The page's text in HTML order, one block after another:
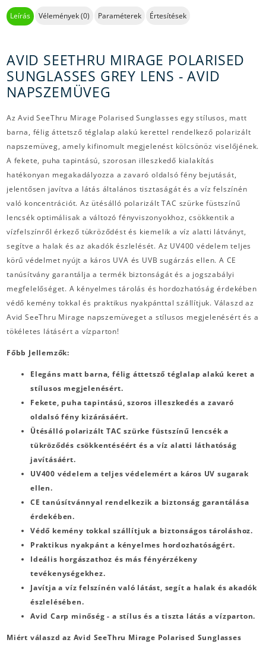
Leírás Vélemények (0) Paraméterek Értesítések
AVID SEETHRU MIRAGE POLARISED
SUNGLASSES GREY LENS - AVID
NAPSZEMÜVEG
Az Avid SeeThru Mirage Polarised Sunglasses egy stílusos, matt
barna, félig áttetsző téglalap alakú kerettel rendelkező polarizált
napszemüveg, amely kifinomult megjelenést kölcsönöz viselőjének.
A fekete, puha tapintású, szorosan illeszkedő kialakítás
hatékonyan megakadályozza a zavaró oldalsó fény bejutását,
jelentősen javítva a látás általános tisztaságát és a víz felszínén
való koncentrációt. Az ütésálló polarizált TAC szürke füstszínű
lencsék optimálisak a változó fényviszonyokhoz, csökkentik a
vízfelszínről érkező tükröződést és kiemelik a víz alatti látványt,
segítve a halak és az akadók észlelését. Az UV400 védelem teljes
körű védelmet nyújt a káros UVA és UVB sugárzás ellen. A CE
tanúsítvány garantálja a termék biztonságát és a jogszabályi
megfelelőséget. A kényelmes tárolás és hordozhatóság érdekében
védő kemény tokkal és praktikus nyakpánttal szállítjuk. Válaszd az
Avid SeeThru Mirage napszemüveget a stílusos megjelenésért és a
tökéletes látásért a vízparton!
Főbb Jellemzők:
Elegáns matt barna, félig áttetsző téglalap alakú keret a
stílusos megjelenésért.
Fekete, puha tapintású, szoros illeszkedés a zavaró
oldalsó fény kizárásáért.
Ütésálló polarizált TAC szürke füstszínű lencsék a
tükröződés csökkentéséért és a víz alatti láthatóság
javításáért.
UV400 védelem a teljes védelemért a káros UV sugarak
ellen.
CE tanúsítvánnyal rendelkezik a biztonság garantálása
érdekében.
Védő kemény tokkal szállítjuk a biztonságos tároláshoz.
Praktikus nyakpánt a kényelmes hordozhatóságért.
Ideális horgászathoz és más fényérzékeny
tevékenységekhez.
Javítja a víz felszínén való látást, segít a halak és akadók
észlelésében.
Avid Carp minőség - a stílus és a tiszta látás a vízparton.
Miért válaszd az Avid SeeThru Mirage Polarised Sunglasses